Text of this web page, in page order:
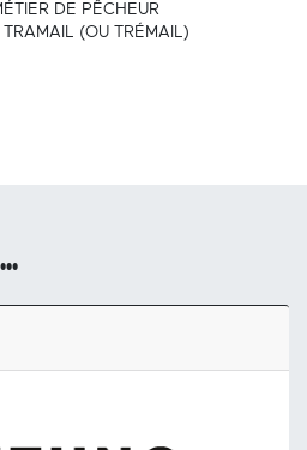
DE PÊCHEUR
TRAMAIL (OU TRÉMAIL)